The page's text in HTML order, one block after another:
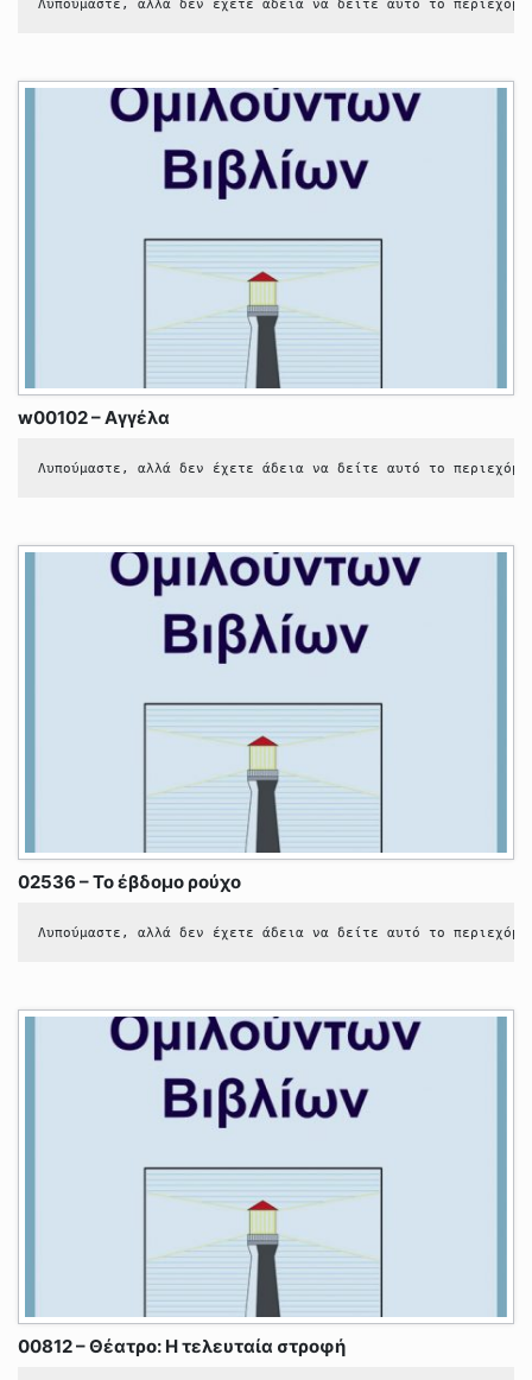
Λυπούμαστε, αλλά δεν έχετε άδεια να δείτε αυτό το
w00102 – Αγγέλα
Λυπούμαστε, αλλά δεν έχετε άδεια να δείτε αυτό το
02536 – Το έβδομο ρούχο
Λυπούμαστε, αλλά δεν έχετε άδεια να δείτε αυτό το
00812 – Θέατρο: Η τελευταία στροφή